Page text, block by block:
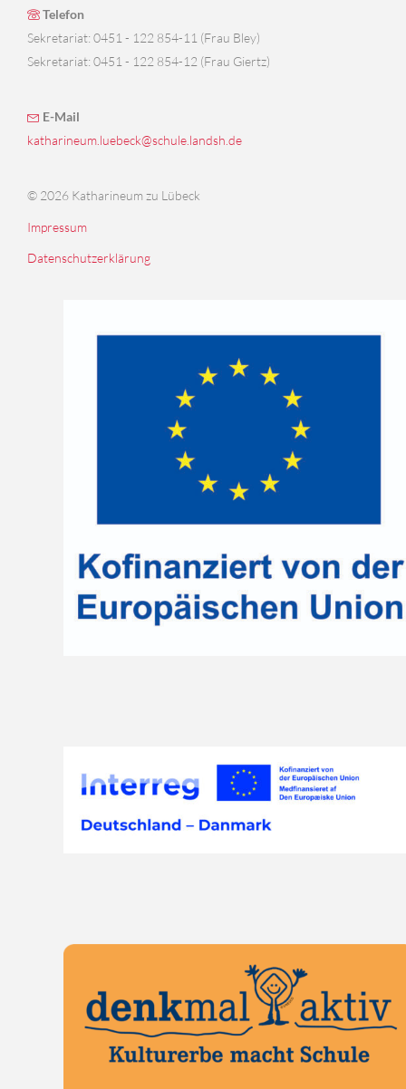
Telefon
Sekretariat: 0451 - 122 854-11 (Frau Bley)
Sekretariat: 0451 - 122 854-12 (Frau Giertz)
E-Mail
katharineum.luebeck@schule.landsh.de
© 2026 Katharineum zu Lübeck
Impressum
Datenschutzerklärung